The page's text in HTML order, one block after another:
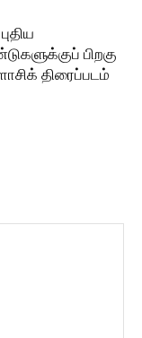
பிறகு
திரைப்படம்